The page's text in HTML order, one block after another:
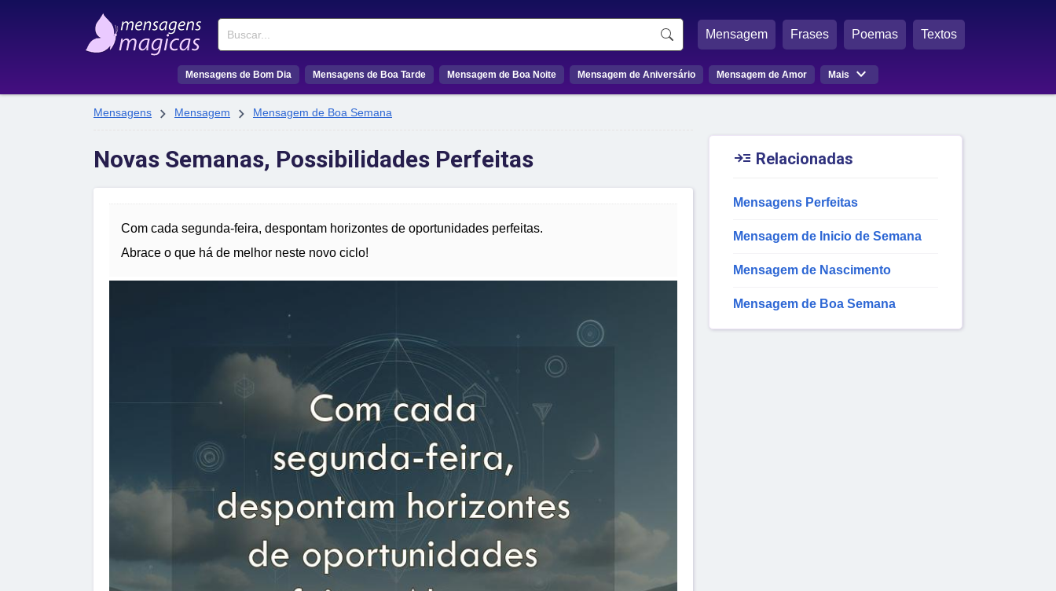
Buscar Mensagem Frases Poemas Textos
Mensagens de Bom Dia Mensagens de Boa Tarde Mensagem de Boa Noite Mensagem de Aniversário Mensagem de Amor Mais 
Mensagens  Mensagem  Mensagem de Boa Semana
Novas Semanas, Possibilidades Perfeitas
Com cada segunda-feira, despontam horizontes de oportunidades perfeitas.
Abrace o que há de melhor neste novo ciclo!
 Relacionadas
Mensagens Perfeitas
Mensagem de Inicio de Semana
Mensagem de Nascimento
Mensagem de Boa Semana